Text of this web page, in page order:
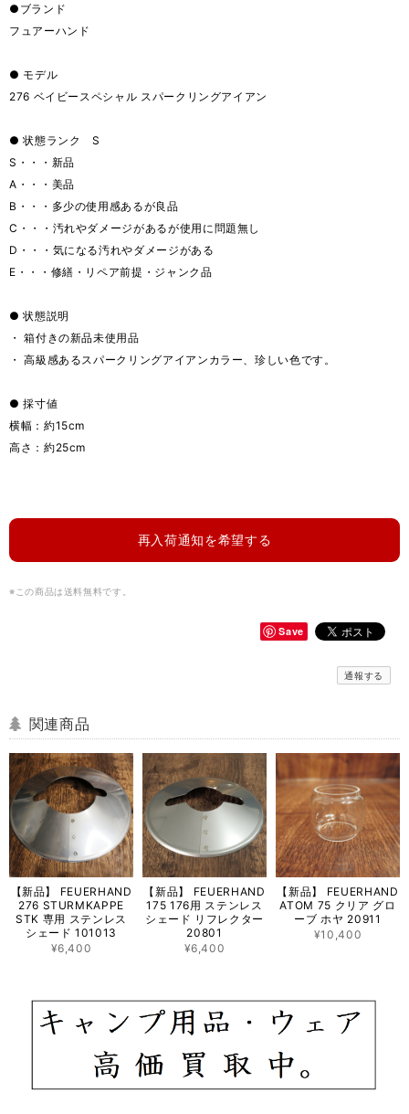
●ブランド
フュアーハンド
● モデル
276 ベイビースペシャル スパークリングアイアン
● 状態ランク S
S・・・新品
A・・・美品
B・・・多少の使用感あるが良品
C・・・汚れやダメージがあるが使用に問題無し
D・・・気になる汚れやダメージがある
E・・・修繕・リペア前提・ジャンク品
● 状態説明
・ 箱付きの新品未使用品
・ 高級感あるスパークリングアイアンカラー、珍しい色です。
● 採寸値
横幅：約15cm
高さ：約25cm
再入荷通知を希望する
※この商品は 送料無料です。
Save
通報する
関連商品
【新品】 FEUERHAND
276 STURMKAPPE
STK 専用 ステンレス
シェード 101013
¥6,400
【新品】 FEUERHAND
175 176用 ステンレス
シェード リフレクター
20801
¥6,400
【新品】 FEUERHAND
ATOM 75 クリア グロ
ーブ ホヤ 20911
¥10,400